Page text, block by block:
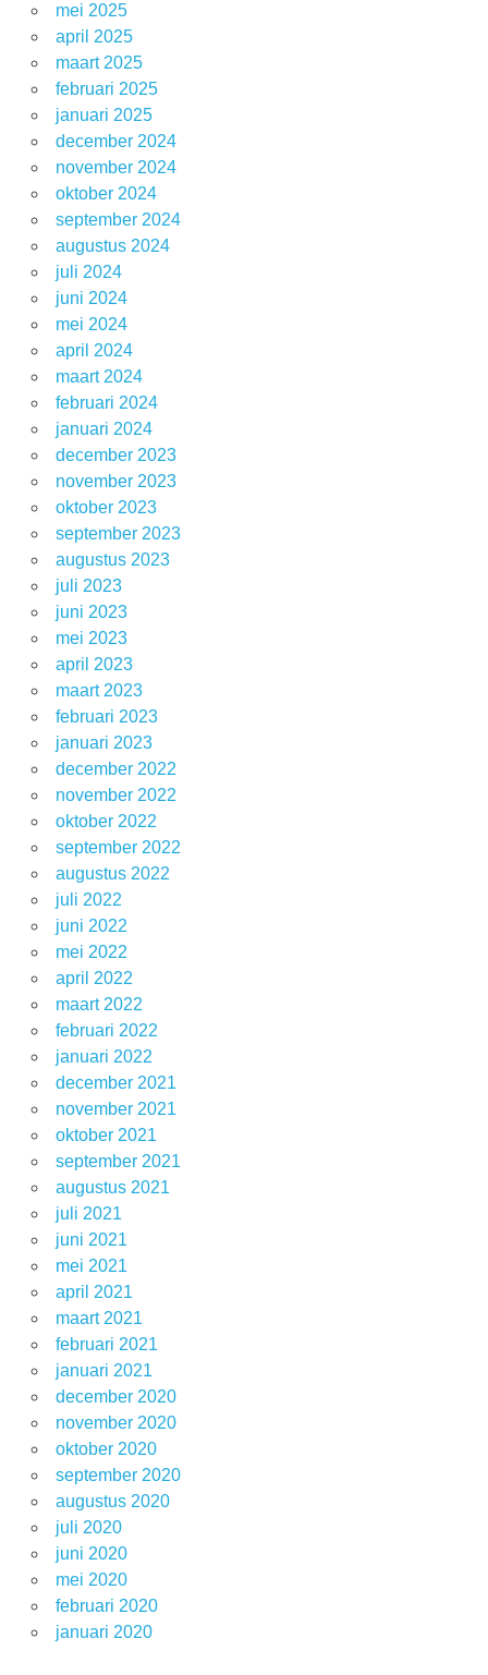
mei 2025
april 2025
maart 2025
februari 2025
januari 2025
december 2024
november 2024
oktober 2024
september 2024
augustus 2024
juli 2024
juni 2024
mei 2024
april 2024
maart 2024
februari 2024
januari 2024
december 2023
november 2023
oktober 2023
september 2023
augustus 2023
juli 2023
juni 2023
mei 2023
april 2023
maart 2023
februari 2023
januari 2023
december 2022
november 2022
oktober 2022
september 2022
augustus 2022
juli 2022
juni 2022
mei 2022
april 2022
maart 2022
februari 2022
januari 2022
december 2021
november 2021
oktober 2021
september 2021
augustus 2021
juli 2021
juni 2021
mei 2021
april 2021
maart 2021
februari 2021
januari 2021
december 2020
november 2020
oktober 2020
september 2020
augustus 2020
juli 2020
juni 2020
mei 2020
februari 2020
januari 2020